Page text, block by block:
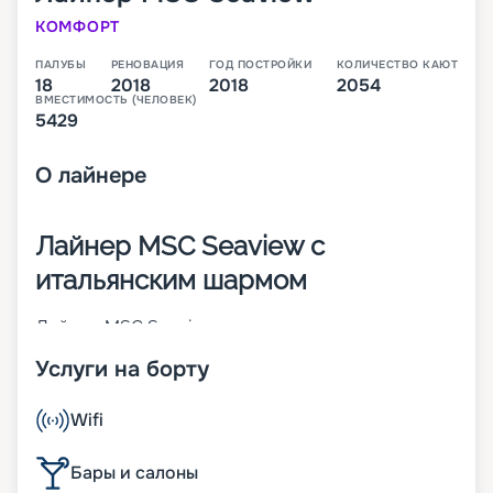
КОМФОРТ
ПАЛУБЫ
18
РЕНОВАЦИЯ
2018
ГОД ПОСТРОЙКИ
2018
КОЛИЧЕСТВО КАЮТ
2054
ВМЕСТИМОСТЬ (ЧЕЛОВЕК)
5429
О лайнере
Лайнер MSC Seaview с
итальянским шармом
Лайнер MSC Seaview – это второе судно класса
крупнейшим итальянским судостроителем
по величине круизным кораблем в мире. На 18-
палубном лайнере находится 2 054 каюты разных
категорий. В них может разместиться 5 429
человек. Другие особенности MSC Seaview:
Услуги на борту
Wifi
Бары и салоны